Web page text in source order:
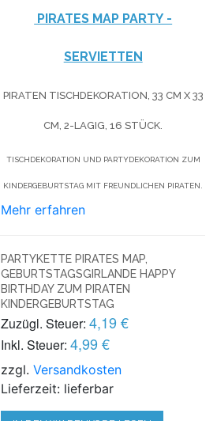
PIRATES MAP PARTY -
SERVIETTEN
PIRATEN TISCHDEKORATION, 33 CM X 33
CM, 2-LAGIG , 16 STÜCK
TISCHDEKORATION UND PARTYDEKORATION ZUM
KINDERGEBURTSTAG MIT FREUNDLICHEN PIRATEN.
Mehr erfahren
PARTYKETTE PIRATES MAP,
GEBURTSTAGSGIRLANDE HAPPY
BIRTHDAY ZUM PIRATEN
KINDERGEBURTSTAG
Zuzügl. Steuer: 4,19 €
Inkl. Steuer: 4,99 €
zzgl.Versandkosten
Lieferzeit: lieferbar